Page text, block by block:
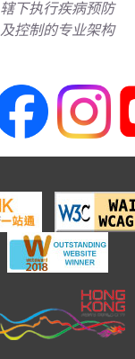
辖下执行疾病预防
及控制的专业架构